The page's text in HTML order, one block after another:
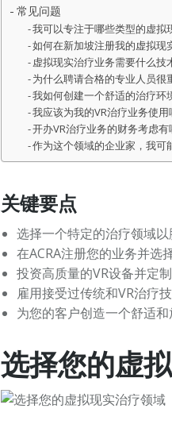
常见问题
我可以专注于哪些类型的虚拟
如何在新加坡注册我的虚拟现
虚拟现实治疗业务需要什么技
为什么聘请合格的专业人员很
我如何创建一个舒适的治疗环
我应该为我的VR治疗业务使用
开办VR治疗业务的财务考虑有
作为这个领域的企业家，我可
关键要点
选择一个特定的治疗领域以
在ACRA注册您的业务并选
投资高质量的VR设备并定
雇用接受过传统和VR治疗
为您的客户创造一个舒适和
选择您的虚